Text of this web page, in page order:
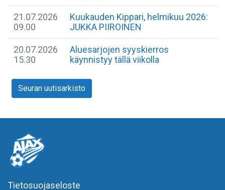
21.07.2026
09.00
Kuukauden Kippari, helmikuu 2026:
JUKKA PIIROINEN
20.07.2026
15.30
Aluesarjojen syyskierros
käynnistyy tällä viikolla
Seuran uutisarkisto
Tietosuojaseloste